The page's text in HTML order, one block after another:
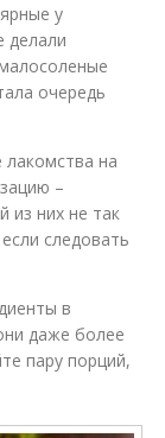
у
делали
очередь
на
–
из них не так
следовать
в
даже более
пару порций,